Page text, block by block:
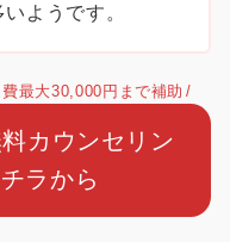
ようです。
最大30,000円まで補助
カウンセリン
ラから